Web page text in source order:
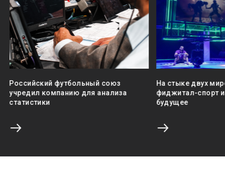
Российский футбольный союз
учредил компанию для анализа
статистики
На стыке двух
фиджитал-спорт
будущее